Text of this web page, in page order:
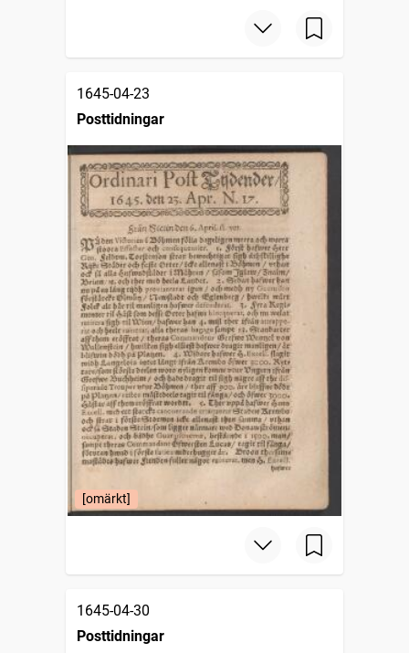
1645-04-23
Posttidningar
[omärkt]
1645-04-30
Posttidningar